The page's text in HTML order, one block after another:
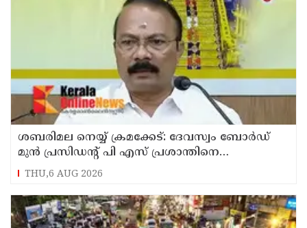
ശബരിമല നെയ്യ് ക്രമക്കേട്: ദേവസ്വം ബോര്‍ഡ്
മുന്‍ പ്രസിഡന്റ് പി എസ് പ്രശാന്തിനെ
പ്രതിയാക്കും: ദേവസ്വം വിജിലന്‍സ്
THU,6 AUG 2026